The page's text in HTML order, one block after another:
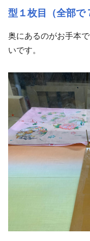
型１枚目（全部で
奥にあるのがお手本
いです。